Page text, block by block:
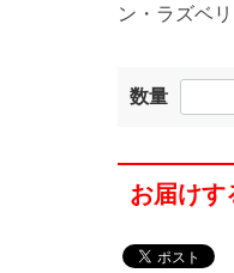
ン・ラズベ
数量
お届けす